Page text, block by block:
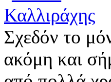
Σχεδόν το
ακόμη και